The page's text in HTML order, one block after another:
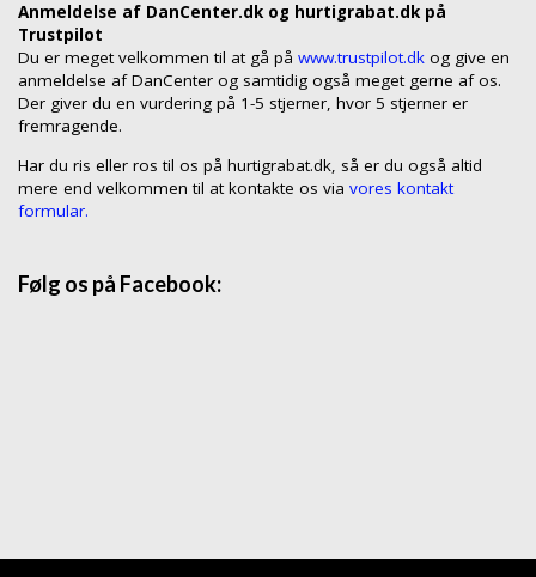
Anmeldelse af DanCenter.dk og hurtigrabat.dk på
Trustpilot
Du er meget velkommen til at gå på www.trustpilot.dk og give en
anmeldelse af DanCenter og samtidig også meget gerne af os.
Der giver du en vurdering på 1-5 stjerner, hvor 5 stjerner er
fremragende.
Har du ris eller ros til os på hurtigrabat.dk, så er du også altid
mere end velkommen til at kontakte os via vores kontakt
formular.
Følg os på Facebook: